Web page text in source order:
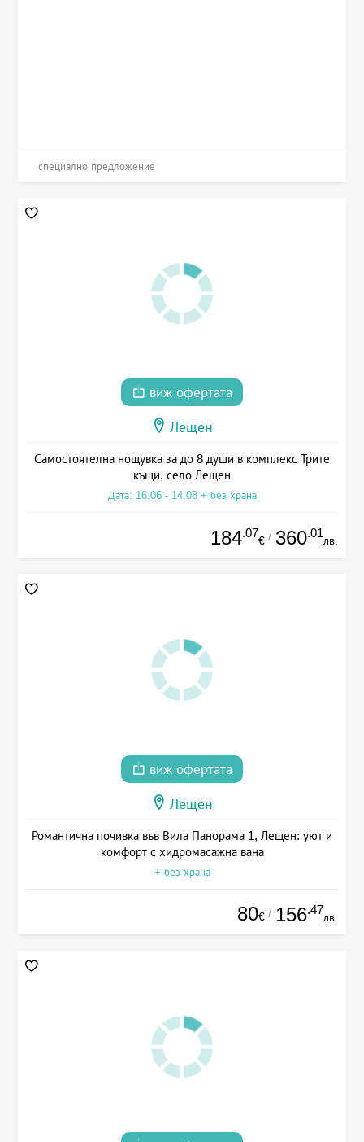
специално предложение
виж офертата
Лещен
Самостоятелна нощувка за до 8 души в комплекс Трите
къщи, село Лещен
Дата: 16.06 - 14.08 + без храна
184.07
€ / 360.01
лв.
виж офертата
Лещен
Романтична почивка във Вила Панорама 1, Лещен: уют и
комфорт с хидромасажна вана
+ без храна
80€ / 156.47
лв.